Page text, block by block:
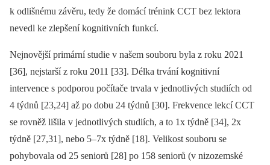
k odlišnému závěru, tedy že domácí trénink CCT bez lektora
nevedl ke zlepšení kognitivních funkcí.
Nejnovější primární studie v našem souboru byla z roku 2021
[36], nejstarší z roku 2011 [33]. Délka trvání kognitivní
intervence s podporou počítače trvala v jednotlivých studiích od
4 týdnů [23,24] až po dobu 24 týdnů [30]. Frekvence lekcí CCT
se rovněž lišila v jednotlivých studiích, a to 1x týdně [34], 2x
týdně [27,31], nebo 5–7x týdně [18]. Velikost souboru se
pohybovala od 25 seniorů [28] po 158 seniorů (v nizozemské